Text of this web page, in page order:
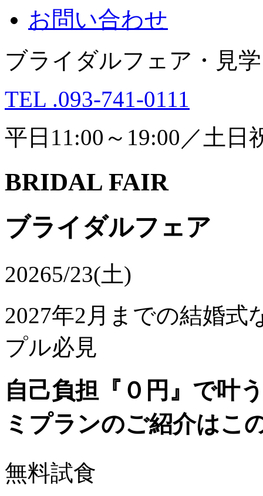
お問い合わせ
ブライダルフェア・見
TEL .093-741-0111
平日11:00～19:00／土日
BRIDAL FAIR
ブライダルフェア
20265/23(土)
2027年2月までの結婚式
プル必見
自己負担『０円』で叶
ミプランのご紹介はこ
無料試食